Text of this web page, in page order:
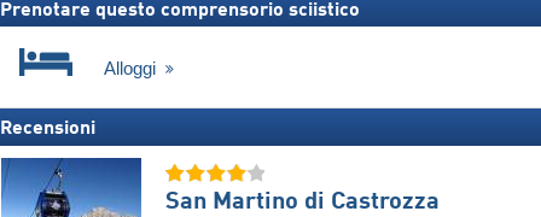
Prenotare questo comprensorio sciistico
Alloggi
Recensioni
San Martino di Castrozza